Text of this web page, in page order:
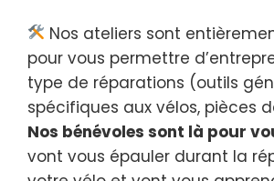
Nos ateliers sont
pour vous permettre
type de réparations (outils
spécifiques aux vélos, pièces
Nos bénévoles sont là pour
vont vous épauler durant la